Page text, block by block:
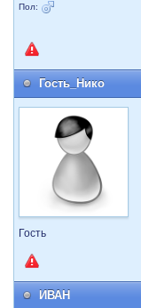
Пол:
Гость_Нико
Гость
ИВАН